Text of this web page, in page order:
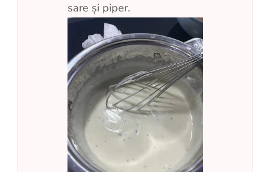
sare și piper.